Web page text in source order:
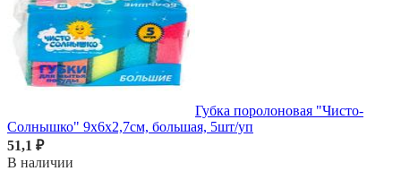
Губка поролоновая "Чисто-
Солнышко" 9х6х2,7см, большая, 5шт/уп
51,1 ₽
В наличии